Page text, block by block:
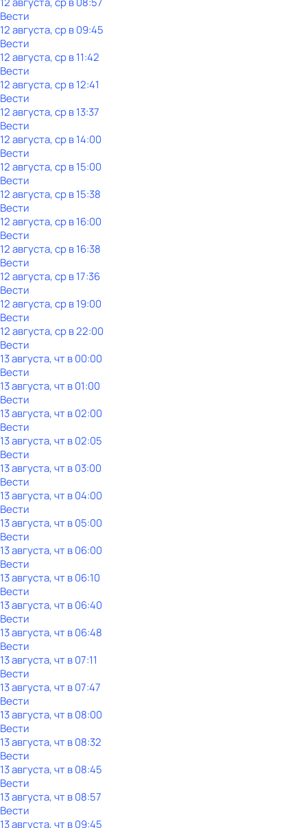
Вести
12 августа, ср в 09:45
Вести
12 августа, ср в 11:42
Вести
12 августа, ср в 12:41
Вести
12 августа, ср в 13:37
Вести
12 августа, ср в 14:00
Вести
12 августа, ср в 15:00
Вести
12 августа, ср в 15:38
Вести
12 августа, ср в 16:00
Вести
12 августа, ср в 16:38
Вести
12 августа, ср в 17:36
Вести
12 августа, ср в 19:00
Вести
12 августа, ср в 22:00
Вести
13 августа, чт в 00:00
Вести
13 августа, чт в 01:00
Вести
13 августа, чт в 02:00
Вести
13 августа, чт в 02:05
Вести
13 августа, чт в 03:00
Вести
13 августа, чт в 04:00
Вести
13 августа, чт в 05:00
Вести
13 августа, чт в 06:00
Вести
13 августа, чт в 06:10
Вести
13 августа, чт в 06:40
Вести
13 августа, чт в 06:48
Вести
13 августа, чт в 07:11
Вести
13 августа, чт в 07:47
Вести
13 августа, чт в 08:00
Вести
13 августа, чт в 08:32
Вести
13 августа, чт в 08:45
Вести
13 августа, чт в 08:57
Вести
13 августа, чт в 09:45